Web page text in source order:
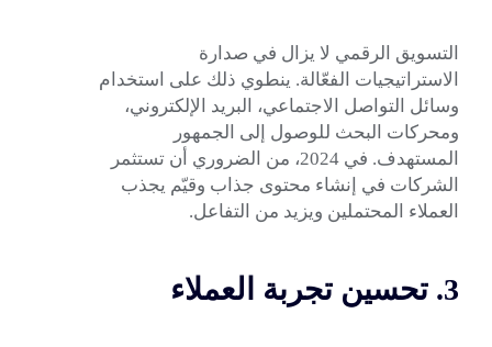
التسويق الرقمي لا يزال في صدارة
الاستراتيجيات الفعّالة. ينطوي ذلك على استخدام
وسائل التواصل الاجتماعي، البريد الإلكتروني،
ومحركات البحث للوصول إلى الجمهور
المستهدف. في 2024، من الضروري أن تستثمر
الشركات في إنشاء محتوى جذاب وقيّم يجذب
العملاء المحتملين ويزيد من التفاعل.
3. تحسين تجربة العملاء